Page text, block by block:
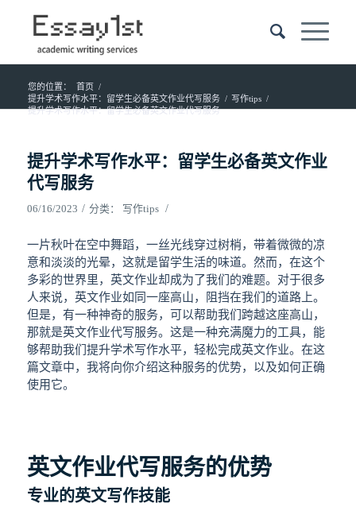
您的位置： 首页 /
提升学术写作水平：留学生必备英文作业代写服务 / 写作tips /
提升学术写作水平：留学生必备英文作业代写服务
提升学术写作水平：留学生必备英文作业
代写服务
06/16/2023 / 分类： 写作tips /
一片秋叶在空中舞蹈，一丝光线穿过树梢，带着微微的凉
意和淡淡的光晕，这就是留学生活的味道。然而，在这个
多彩的世界里，英文作业却成为了我们的难题。对于很多
人来说，英文作业如同一座高山，阻挡在我们的道路上。
但是，有一种神奇的服务，可以帮助我们跨越这座高山，
那就是英文作业代写服务。这是一种充满魔力的工具，能
够帮助我们提升学术写作水平，轻松完成英文作业。在这
篇文章中，我将向你介绍这种服务的优势，以及如何正确
使用它。
英文作业代写服务的优势
专业的英文写作技能